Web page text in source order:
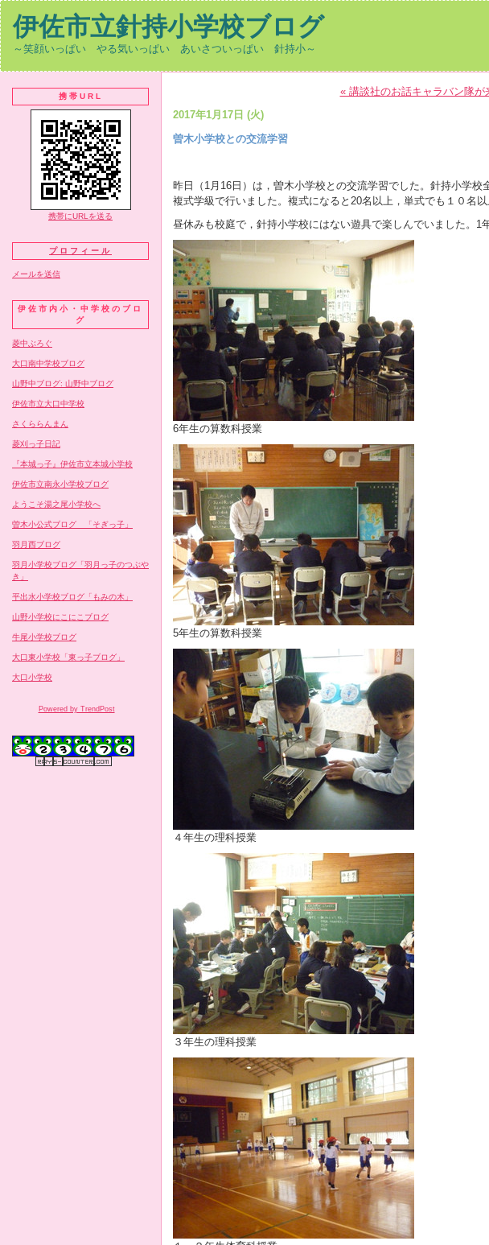
伊佐市立針持小学校ブログ
～笑顔いっぱい やる気いっぱい あいさついっぱい 針持小～
携帯URL
携帯にURLを送る
プロフィール
メールを送信
伊佐市内小・中学校のブロ
グ
菱中ぶろぐ
大口南中学校ブログ
山野中ブログ: 山野中ブログ
伊佐市立大口中学校
さくららんまん
菱刈っ子日記
『本城っ子』伊佐市立本城小学校
伊佐市立南永小学校ブログ
ようこそ湯之尾小学校へ
曽木小公式ブログ 「そぎっ子」
羽月西ブログ
羽月小学校ブログ「羽月っ子のつぶや
き」
平出水小学校ブログ「もみの木」
山野小学校にこにこブログ
牛尾小学校ブログ
大口東小学校「東っ子ブログ」
大口小学校
Powered by TrendPost
« 講談社のお話キャラバン隊が
2017年1月17日 (火)
曽木小学校との交流学習
昨日（1月16日）は，曽木小学校との交流学習でした。針持小学
複式学級で行いました。複式になると20名以上，単式でも１０名
昼休みも校庭で，針持小学校にはない遊具で楽しんでいました。1
6年生の算数科授業
5年生の算数科授業
４年生の理科授業
３年生の理科授業